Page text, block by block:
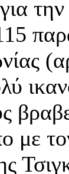
με